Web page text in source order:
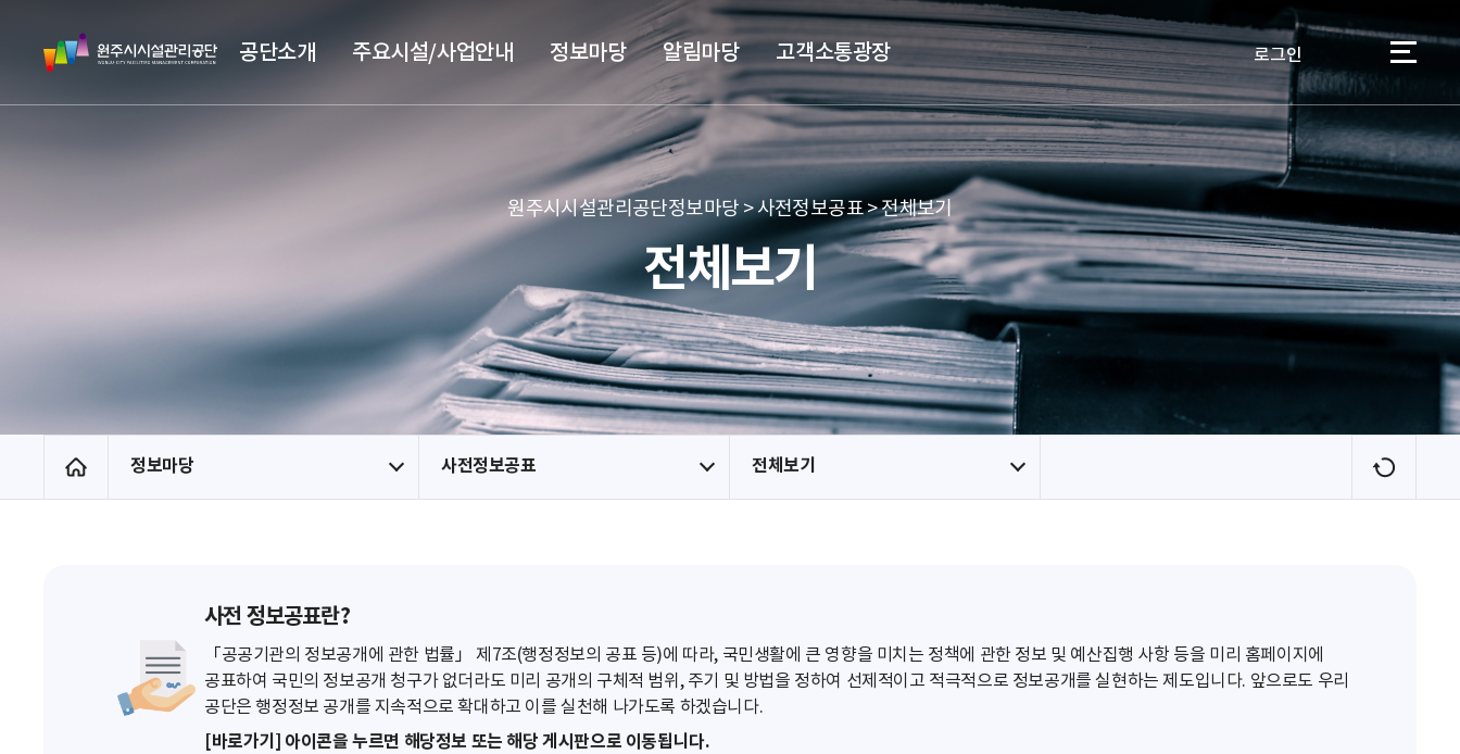
본문 바로가기
메뉴 바로가기
원
주
시
관
단
공단소개 주요시설/사업안내 정보마당 알림마당 고객소통광장 로그인 이용자
원주시시설관리공단정보마당 > 사전정보공표 > 전체보기
전체보기
홈 정보마당 사전정보공표 전체보기
새
로
사전 정보공표란?
「공공기관의 정보공개에 관한 법률」 제7조(행정정보의 공표 등)에 따라, 국민생활에 큰 영향을 미치는 정책에 관한 정보 및 예산집행 사항 등을 미리 홈페이지에
공표하여 국민의 정보공개 청구가 없더라도 미리 공개의 구체적 범위, 주기 및 방법을 정하여 선제적이고 적극적으로 정보공개를 실현하는 제도입니다. 앞으로도 우리
공단은 행정정보 공개를 지속적으로 확대하고 이를 실천해 나가도록 하겠습니다.
[바로가기] 아이콘을 누르면 해당정보 또는 해당 게시판으로 이동됩니다.